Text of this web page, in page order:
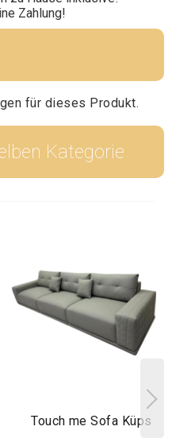
Zahlung!
für dieses Produkt.
Kategorie
Touch me Sofa Küps